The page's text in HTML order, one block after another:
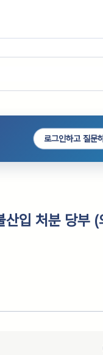
로그인하고 질문
입 처분 당부 (